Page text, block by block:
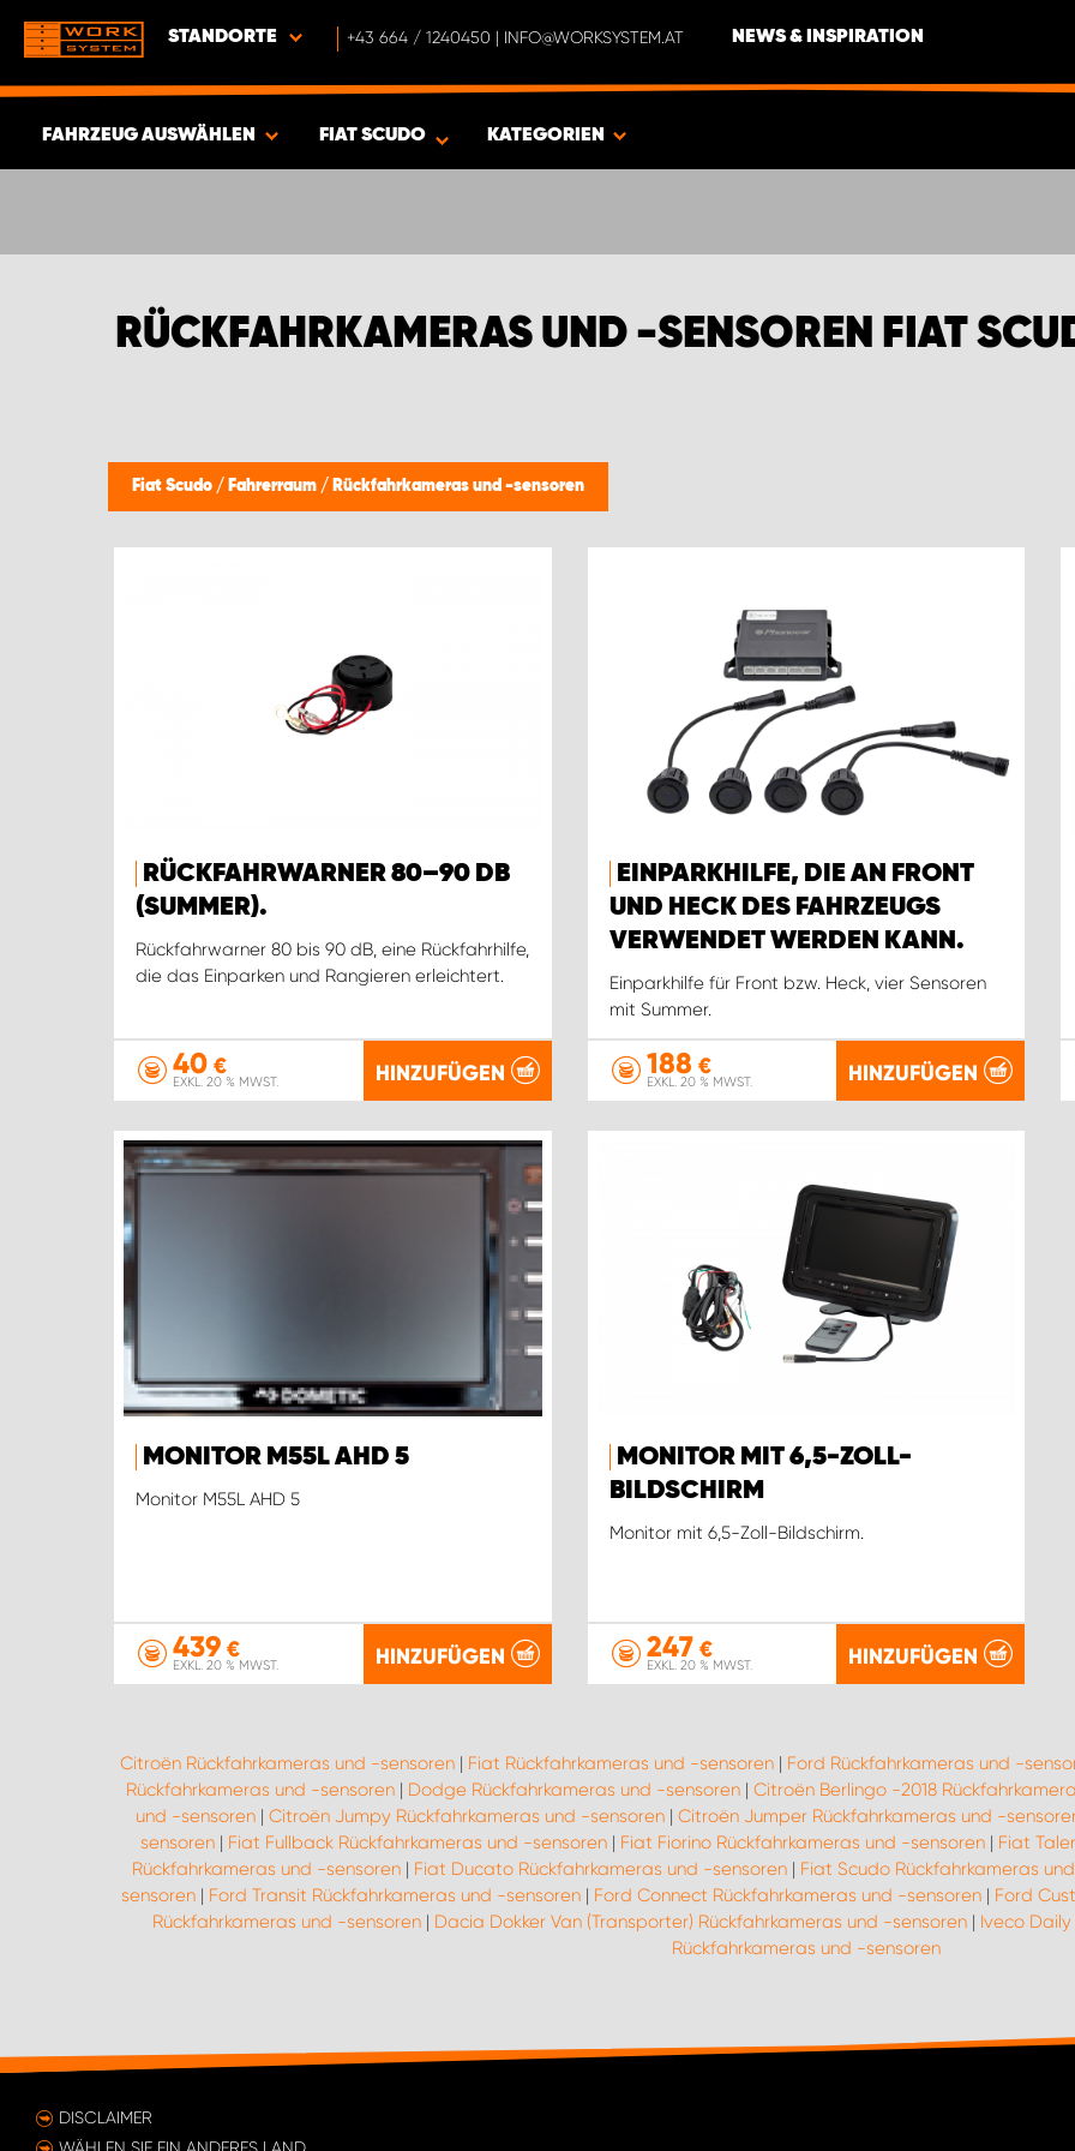
STANDORTE +43 664 / 1240450 | INFO@WORKSYSTEM.AT NEWS & INSPIRATION
FAHRZEUG AUSWÄHLEN
ARTIKEL
FIAT SCUDO KATEGORIEN
RÜCKFAHRKAMERAS UND -SENSOREN FIAT
Fiat Scudo / Fahrerraum / Rückfahrkameras und -sensoren
RÜCKFAHRWARNER 80–90 DB
(SUMMER).
Rückfahrwarner 80 bis 90 dB, eine Rückfahrhilfe,
die das Einparken und Rangieren erleichtert.
40 €
EXKL. 20 % MWST. HINZUFÜGEN
EINPARKHILFE, DIE AN FRONT
UND HECK DES FAHRZEUGS
VERWENDET WERDEN KANN.
Einparkhilfe für Front bzw. Heck, vier Sensoren
mit Summer.
188 €
EXKL. 20 % MWST. HINZUFÜGEN
MONITOR M55L AHD 5
Monitor M55L AHD 5
439 €
EXKL. 20 % MWST. HINZUFÜGEN
MONITOR MIT 6,5-ZOLL-
BILDSCHIRM
Monitor mit 6,5-Zoll-Bildschirm.
247€
EXKL. 20 % MWST. HINZUFÜGEN
Citroën Rückfahrkameras und -sensoren| Fiat Rückfahrkameras und -sensoren| Ford Rückfahrkameras und -
Rückfahrkameras und -sensoren| Dodge Rückfahrkameras und -sensoren| Citroën Berlingo -2018
und -sensoren | Citroën Jumpy Rückfahrkameras und -sensoren | Citroën Jumper Rückfahrkameras und -
sensoren | Fiat Fullback Rückfahrkameras und -sensoren | Fiat Fiorino Rückfahrkameras und -sensoren | Fiat
Rückfahrkameras und -sensoren | Fiat Ducato Rückfahrkameras und -sensoren | Fiat Scudo Rückfahrkameras
sensoren| Ford Transit Rückfahrkameras und -sensoren| Ford Connect Rückfahrkameras und -sensoren| Ford
Rückfahrkameras und -sensoren | Dacia Dokker Van (Transporter) Rückfahrkameras und -sensoren | Iveco
Rückfahrkameras und -sensoren
DISCLAIMER